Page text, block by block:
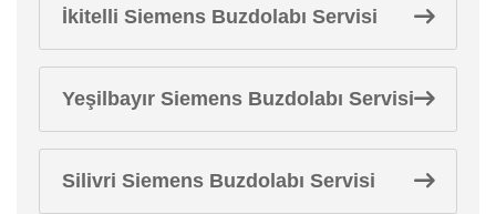
İkitelli Siemens Buzdolabı Servisi
Yeşilbayır Siemens Buzdolabı Servisi
Silivri Siemens Buzdolabı Servisi